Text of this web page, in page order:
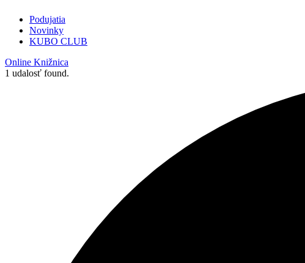
Podujatia
Novinky
KUBO CLUB
Online Knižnica
1 udalosť found.